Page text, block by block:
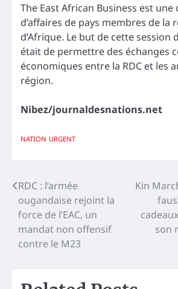
The East African Business est
d’affaires de pays membres de la
d’Afrique. Le but de cette session
était de permettre des échanges
économiques entre la RDC et les
région.
Nibez/journaldesnations.net
NATION URGENT
Navigation
de
l’article
RDC : l’armée
ougandaise rejoint la
force de l’EAC, un
mandat non offensif
contre le M23
Kin
son